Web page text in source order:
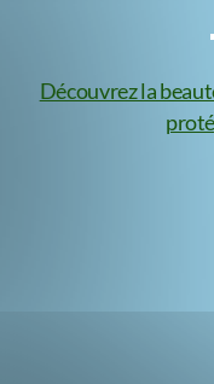
Découvrez la